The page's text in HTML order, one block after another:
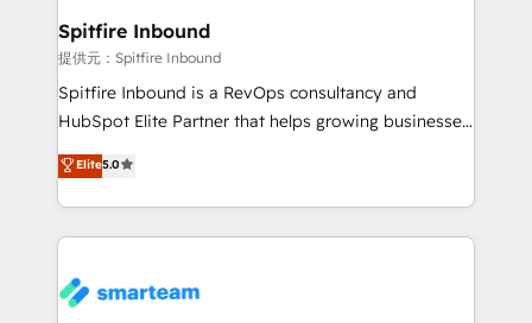
and overall revenue to a level not feasible with
traditional methods. If you’re a frustrated marketing
manager or business owner sick of wasting budget
with generic agencies and their outdated methods,
just like yours attract more high-quality leads
throughout each stage of the buying cycle with
enable sales teams with the process, technology and
training to smash targets.
Spitfire Inbound
提供元：Spitfire Inbound
Spitfire Inbound is a RevOps consultancy and
HubSpot Elite Partner that helps growing businesses
design predictable, scalable revenue-driving
strategies. With offices in South Africa and London,
we take a RevOps-led approach that aligns sales,
marketing & service, breaks down silos, and gives
confidence. We deliver end to end strategy and
Elite5.0